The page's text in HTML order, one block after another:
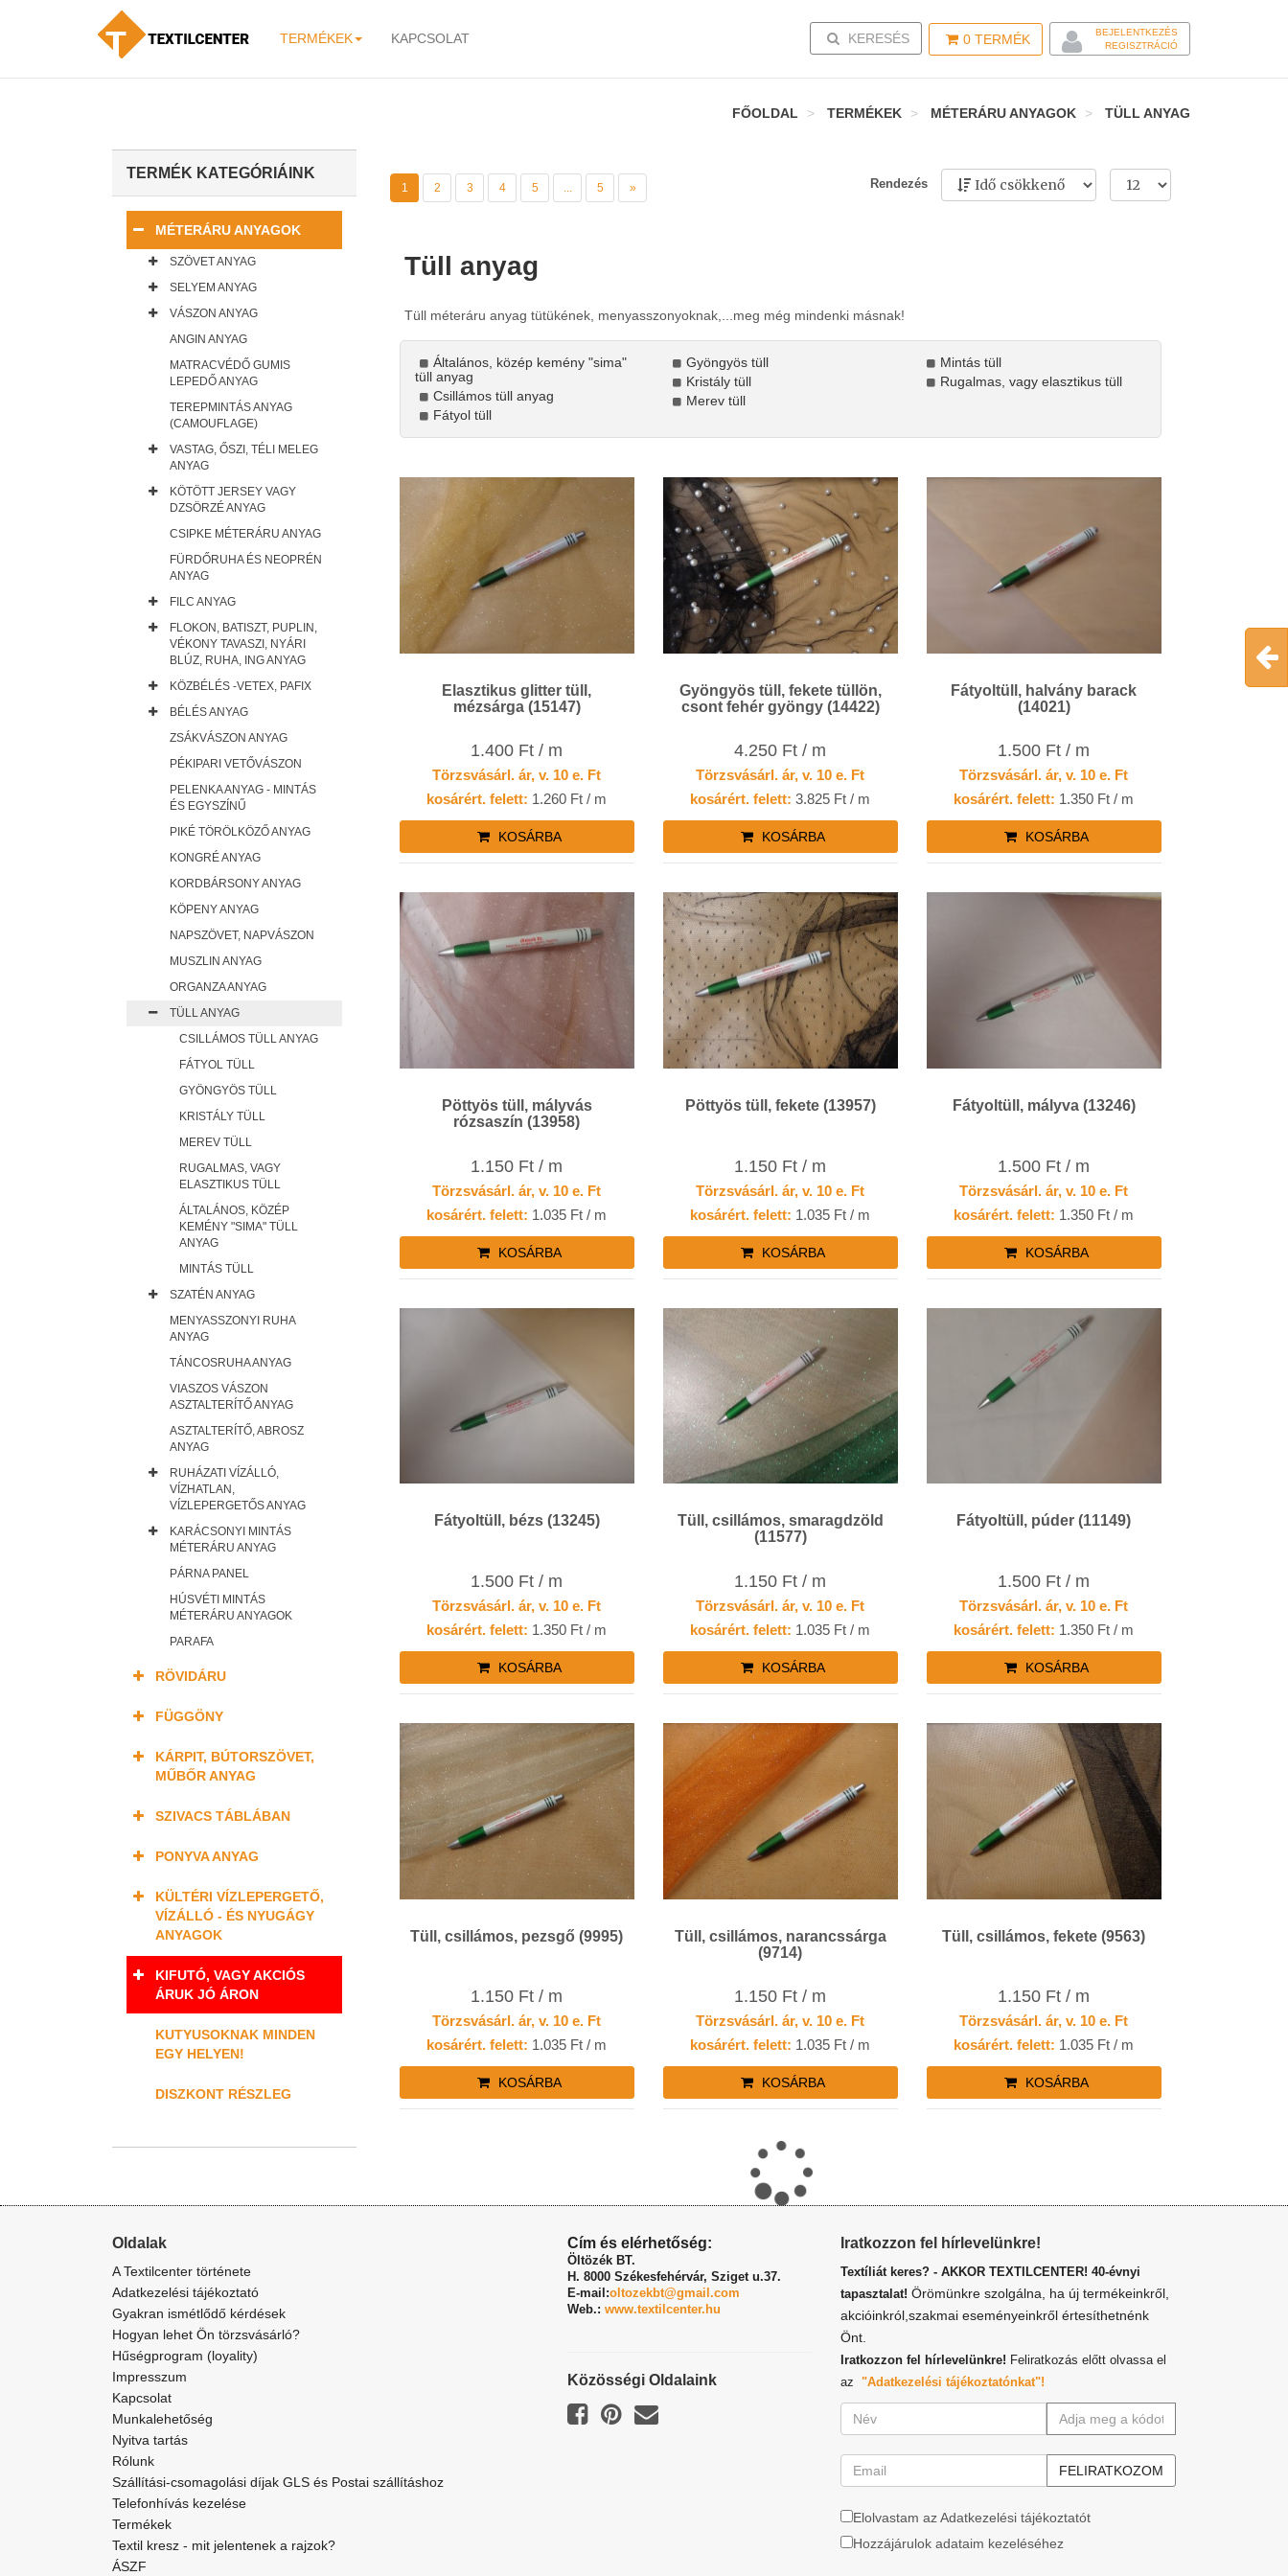
TERMÉKEK KAPCSOLAT 0 TERMÉK
BEJELENTKEZÉS
REGISZTRÁCIÓ
TOGGLE SEARCH
KERESÉS
FŐOLDAL TERMÉKEK MÉTERÁRU ANYAGOK TÜLL ANYAG
1 2 3 4 5 ... 5 » Rendezés
Tüll anyag
Tüll méteráru anyag tütükének, menyasszonyoknak,...meg még mindenki másnak!
Általános, közép kemény "sima"
tüll anyag
Csillámos tüll anyag
Fátyol tüll
Gyöngyös tüll
Kristály tüll
Merev tüll
Mintás tüll
Rugalmas, vagy elasztikus tüll
Elasztikus glitter tüll,
mézsárga (15147)
1.400 Ft / m
Törzsvásárl. ár, v. 10 e. Ft
kosárért. felett: 1.260 Ft / m
KOSÁRBA
Gyöngyös tüll, fekete tüllön,
csont fehér gyöngy (14422)
4.250 Ft / m
Törzsvásárl. ár, v. 10 e. Ft
kosárért. felett: 3.825 Ft / m
KOSÁRBA
Fátyoltüll, halvány barack
(14021)
1.500 Ft / m
Törzsvásárl. ár, v. 10 e. Ft
kosárért. felett: 1.350 Ft / m
KOSÁRBA
Pöttyös tüll, mályvás
rózsaszín (13958)
1.150 Ft / m
Törzsvásárl. ár, v. 10 e. Ft
kosárért. felett: 1.035 Ft / m
KOSÁRBA
Pöttyös tüll, fekete (13957)
1.150 Ft / m
Törzsvásárl. ár, v. 10 e. Ft
kosárért. felett: 1.035 Ft / m
KOSÁRBA
Fátyoltüll, mályva (13246)
1.500 Ft / m
Törzsvásárl. ár, v. 10 e. Ft
kosárért. felett: 1.350 Ft / m
KOSÁRBA
Fátyoltüll, bézs (13245)
1.500 Ft / m
Törzsvásárl. ár, v. 10 e. Ft
kosárért. felett: 1.350 Ft / m
KOSÁRBA
Tüll, csillámos, smaragdzöld
(11577)
1.150 Ft / m
Törzsvásárl. ár, v. 10 e. Ft
kosárért. felett: 1.035 Ft / m
KOSÁRBA
Fátyoltüll, púder (11149)
1.500 Ft / m
Törzsvásárl. ár, v. 10 e. Ft
kosárért. felett: 1.350 Ft / m
KOSÁRBA
Tüll, csillámos, pezsgő (9995)
1.150 Ft / m
Törzsvásárl. ár, v. 10 e. Ft
kosárért. felett: 1.035 Ft / m
KOSÁRBA
Tüll, csillámos, narancssárga
(9714)
1.150 Ft / m
Törzsvásárl. ár, v. 10 e. Ft
kosárért. felett: 1.035 Ft / m
KOSÁRBA
Tüll, csillámos, fekete (9563)
1.150 Ft / m
Törzsvásárl. ár, v. 10 e. Ft
kosárért. felett: 1.035 Ft / m
KOSÁRBA
TERMÉK KATEGÓRIÁINK
MÉTERÁRU ANYAGOK
SZÖVET ANYAG
SELYEM ANYAG
VÁSZON ANYAG
ANGIN ANYAG
MATRACVÉDŐ GUMIS
LEPEDŐ ANYAG
TEREPMINTÁS ANYAG
(CAMOUFLAGE)
VASTAG, ŐSZI, TÉLI MELEG
ANYAG
KÖTÖTT JERSEY VAGY
DZSÖRZÉ ANYAG
CSIPKE MÉTERÁRU ANYAG
FÜRDŐRUHA ÉS NEOPRÉN
ANYAG
FILC ANYAG
FLOKON, BATISZT, PUPLIN,
VÉKONY TAVASZI, NYÁRI
BLÚZ, RUHA, ING ANYAG
KÖZBÉLÉS -VETEX, PAFIX
BÉLÉS ANYAG
ZSÁKVÁSZON ANYAG
PÉKIPARI VETŐVÁSZON
PELENKA ANYAG - MINTÁS
ÉS EGYSZÍNŰ
PIKÉ TÖRÖLKÖZŐ ANYAG
KONGRÉ ANYAG
KORDBÁRSONY ANYAG
KÖPENY ANYAG
NAPSZÖVET, NAPVÁSZON
MUSZLIN ANYAG
ORGANZA ANYAG
TÜLL ANYAG
CSILLÁMOS TÜLL ANYAG
FÁTYOL TÜLL
GYÖNGYÖS TÜLL
KRISTÁLY TÜLL
MEREV TÜLL
RUGALMAS, VAGY
ELASZTIKUS TÜLL
ÁLTALÁNOS, KÖZÉP
KEMÉNY "SIMA" TÜLL
ANYAG
MINTÁS TÜLL
SZATÉN ANYAG
MENYASSZONYI RUHA
ANYAG
TÁNCOSRUHA ANYAG
VIASZOS VÁSZON
ASZTALTERÍTŐ ANYAG
ASZTALTERÍTŐ, ABROSZ
ANYAG
RUHÁZATI VÍZÁLLÓ,
VÍZHATLAN,
VÍZLEPERGETŐS ANYAG
KARÁCSONYI MINTÁS
MÉTERÁRU ANYAG
PÁRNA PANEL
HÚSVÉTI MINTÁS
MÉTERÁRU ANYAGOK
PARAFA
RÖVIDÁRU
FÜGGÖNY
KÁRPIT, BÚTORSZÖVET,
MŰBŐR ANYAG
SZIVACS TÁBLÁBAN
PONYVA ANYAG
KÜLTÉRI VÍZLEPERGETŐ,
VÍZÁLLÓ - ÉS NYUGÁGY
ANYAGOK
KIFUTÓ, VAGY AKCIÓS
ÁRUK JÓ ÁRON
KUTYUSOKNAK MINDEN
EGY HELYEN!
DISZKONT RÉSZLEG
Oldalak
A Textilcenter története
Adatkezelési tájékoztató
Gyakran ismétlődő kérdések
Hogyan lehet Ön törzsvásárló?
Hűségprogram (loyality)
Impresszum
Kapcsolat
Munkalehetőség
Nyitva tartás
Rólunk
Szállítási-csomagolási díjak GLS és Postai szállításhoz
Telefonhívás kezelése
Termékek
Textil kresz - mit jelentenek a rajzok?
ÁSZF
Cím és elérhetőség:
Öltözék BT.
H. 8000 Székesfehérvár, Sziget u.37.
E-mail:oltozekbt@gmail.com
Web.: www.textilcenter.hu
Közösségi Oldalaink
Iratkozzon fel hírlevelünkre!
Textíliát keres? - AKKOR TEXTILCENTER! 40-évnyi
tapasztalat! Örömünkre szolgálna, ha új termékeinkről,
akcióinkról,szakmai eseményeinkről értesíthetnénk
Önt.
Iratkozzon fel hírlevelünkre! Feliratkozás előtt olvassa el
az "Adatkezelési tájékoztatónkat"!
Elolvastam az Adatkezelési tájékoztatót
Hozzájárulok adataim kezeléséhez